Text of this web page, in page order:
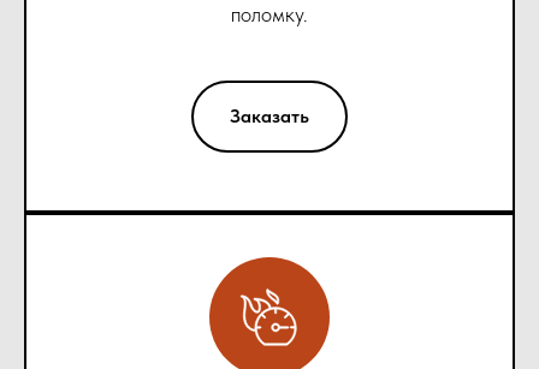
поломку.
Заказать